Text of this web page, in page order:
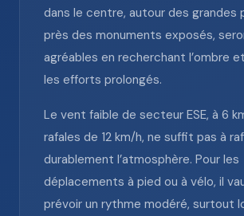
dans le centre, autour des grandes
près des monuments exposés,
agréables en recherchant l’ombre
les efforts prolongés.
Le vent faible de secteur ESE, à 6
rafales de 12 km/h, ne suffit pas à
durablement l’atmosphère. Pour les
déplacements à pied ou à vélo, il
prévoir un rythme modéré, surtout